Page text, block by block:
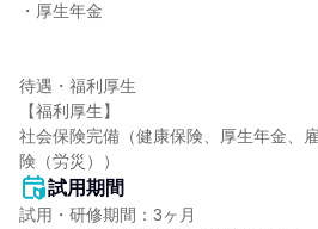
・厚生年金
待遇・福利厚生
【福利厚生】
社会保険完備（健康保険、厚生年金、
険（労災））
試用期間
試用・研修期間：3ヶ月